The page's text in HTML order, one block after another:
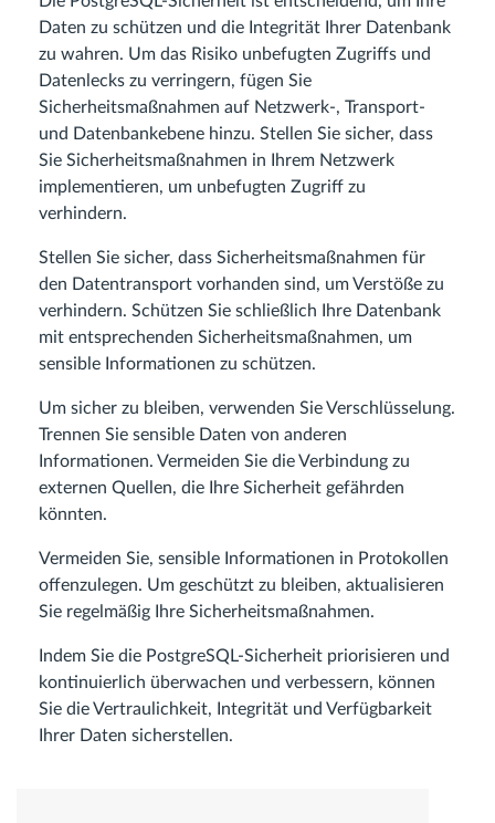
Daten zu schützen und die Integrität Ihrer Datenbank
zu wahren. Um das Risiko unbefugten Zugriffs und
Datenlecks zu verringern, fügen Sie
Sicherheitsmaßnahmen auf Netzwerk-, Transport-
und Datenbankebene hinzu. Stellen Sie sicher, dass
Sie Sicherheitsmaßnahmen in Ihrem Netzwerk
implementieren, um unbefugten Zugriff zu
verhindern.
Stellen Sie sicher, dass Sicherheitsmaßnahmen für
den Datentransport vorhanden sind, um Verstöße zu
verhindern. Schützen Sie schließlich Ihre Datenbank
mit entsprechenden Sicherheitsmaßnahmen, um
sensible Informationen zu schützen.
Um sicher zu bleiben, verwenden Sie Verschlüsselung.
Trennen Sie sensible Daten von anderen
Informationen. Vermeiden Sie die Verbindung zu
externen Quellen, die Ihre Sicherheit gefährden
könnten.
Vermeiden Sie, sensible Informationen in Protokollen
offenzulegen. Um geschützt zu bleiben, aktualisieren
Sie regelmäßig Ihre Sicherheitsmaßnahmen.
Indem Sie die PostgreSQL-Sicherheit priorisieren und
kontinuierlich überwachen und verbessern, können
Sie die Vertraulichkeit, Integrität und Verfügbarkeit
Ihrer Daten sicherstellen.